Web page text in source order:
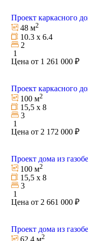
Проект каркасного
48 м2
10.3 х 6.4
2
1
Цена от 1 261 000 ₽
Проект каркасного
100 м2
15,5 х 8
3
1
Цена от 2 172 000 ₽
Проект дома из
100 м2
15,5 х 8
3
1
Цена от 2 661 000 ₽
Проект дома из
2